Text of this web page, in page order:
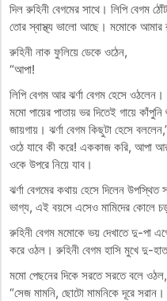
দিল রুহিনী বেগমের সাথে। লিপি বেগম
তোর স্বাস্থ্য ভালো আছে। মমোকে আমার
রুহিনী নাক ফুলিয়ে ডেকে ওঠেন,
“আপা!
লিপি বেগম আর ঝর্ণা বেগম হেসে
মমো পায়ের পাতায় ভর দিতেই গায়ে
জায়গায়। ঝর্ণা বেগম কিছুটা হেসে
ওঠে যাবে কী করে! এককাজ করি, আপা
ওকে উপরে নিয়ে যাব।
ঝর্ণা বেগমের কথায় হেসে দিলেন
ভাগ্য, এই বয়সে এসেও মামিদের কোলে
রুহিনী বেগম মমোকে ভয় দেখাতে দু-পা
করে ওঠল। রুহিনী বেগম হাসি মুখে দু-
মমো পেছনের দিকে সরতে সরতে বলে ওঠল,
“সেজ মামনি, ছোটো মামনিকে দূরে সরান।